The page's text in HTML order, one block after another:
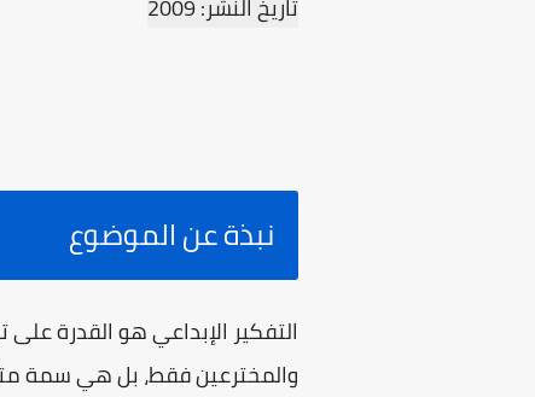
نبذة عن الموضوع
التفكير الإبداعي هو القدرة
والمخترعين فقط، بل هي سمة